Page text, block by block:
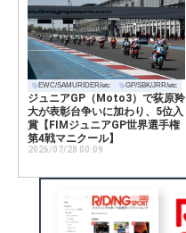
EWC/SAMURIDER/etc GP/SBK/JRR/etc
ジュニアGP（Moto3）で荻原羚
大が表彰台争いに加わり、5位入
賞【FIMジュニアGP世界選手権
第4戦マニクール】
2026/07/28 00:09